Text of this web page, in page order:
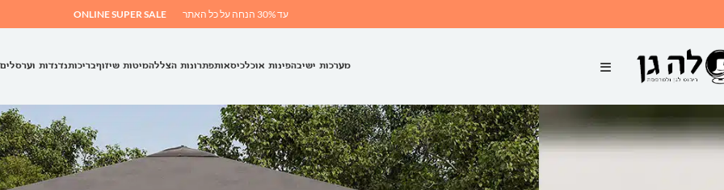
עד 30% הנחה על כל האתר ONLINE SUPER SALE
מערכות ישיבהפינות אוכלכיסאותפתרונות הצללהמיטות שיזוףבריכותנדנדות וערסלים